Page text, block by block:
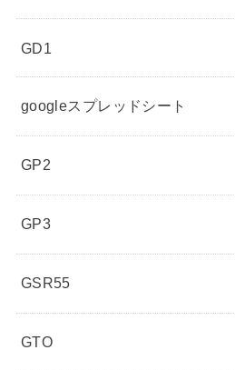
GD1
googleスプレッドシート
GP2
GP3
GSR55
GTO